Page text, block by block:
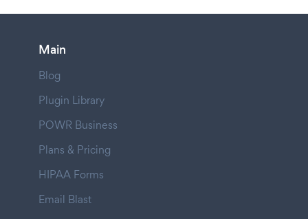
Main
Blog
Plugin Library
POWR Business
Plans & Pricing
HIPAA Forms
Email Blast